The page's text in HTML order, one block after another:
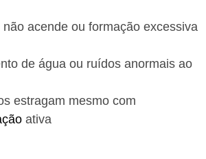
não acende ou formação excessiva
de água ou ruídos anormais ao
estragam mesmo com
ativa